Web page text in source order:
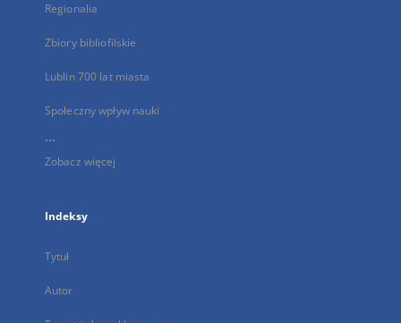
Regionalia
Zbiory bibliofilskie
Lublin 700 lat miasta
Społeczny wpływ nauki
...
Zobacz więcej
Indeksy
Tytuł
Autor